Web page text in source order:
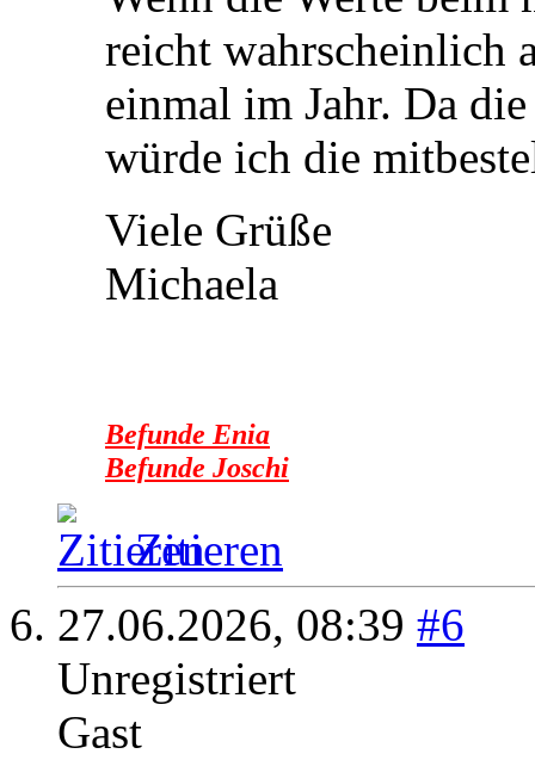
reicht wahrscheinlich
einmal im Jahr. Da
würde ich die
Viele Grüße
Michaela
Befunde Enia
Befunde Joschi
Zitieren
27.06.2026, 08:39 #6
Unregistriert
Gast